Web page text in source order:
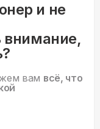
и не
внимание,
вам всё, что